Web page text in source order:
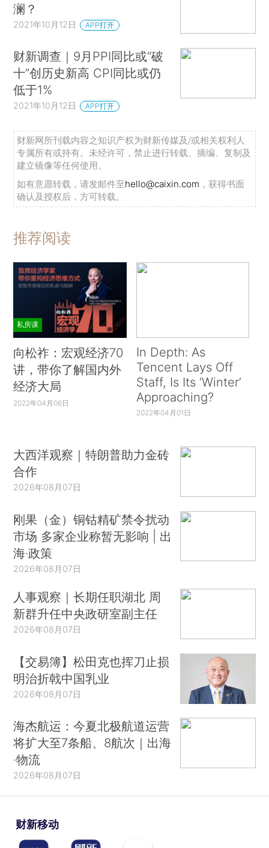
澜？
2021年10月12日 APP打开
财新调查｜9月PPI同比或“破
十”创历史新高 CPI同比或仍
低于1%
2021年10月12日 APP打开
财新网所刊载内容之知识产权为财新传媒及/或相关权利人
专属所有或持有。未经许可，禁止进行转载、摘编、复制及
建立镜像等任何使用。
如有意愿转载，请发邮件至hello@caixin.com ，获得书面
确认及授权后，方可转载。
推荐阅读
私房课
向松祚：宏观经济70
讲，带你了解国内外
经济大局
2022年04月06日
In Depth: As
Tencent Lays Off
Staff, Is Its ‘Winter’
Approaching?
2022年04月01日
大西洋观察｜特朗普助力金砖
合作
2026年08月07日
刚果（金）铜钴精矿禁令扰动
市场 多家企业称暂无影响 | 出
海·政策
2026年08月07日
人事观察｜长期任职湖北 周
新群升任中央政研室副主任
2026年08月07日
【交易簿】松田克也挥刀止损
明治折戟中国乳业
2026年08月07日
海杰航运：今夏北极航道运营
将扩大至7条船、8航次｜出海
·物流
2026年08月07日
财新移动